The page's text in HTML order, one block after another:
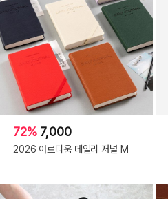
72% 7,000
2026 아르디움 데일리 저널 M